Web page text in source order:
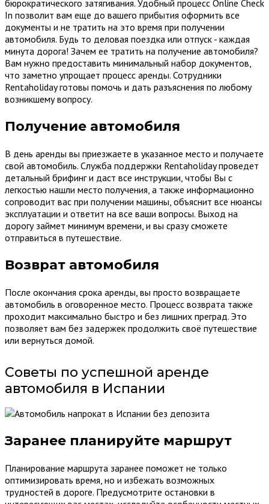
бюрократического затягивания. Удобный процесс Online Check
In позволит вам еще до вашего прибытия оформить все
документы и не тратить на это время при получении
автомобиля. Будь то деловая поездка или отпуск - каждая
минута дорога! Зачем ее тратить на получение автомобиля?
Вам нужно предоставить минимальный набор документов,
что заметно упрощает процесс аренды. Сотрудники
Rentaholiday готовы помочь и дать разъяснения по любому
возникшему вопросу.
Получение автомобиля
В день аренды вы приезжаете в указанное место и получаете
свой автомобиль. Служба поддержки Rentaholiday проведет
детальный брифинг и даст все инструкции, чтобы Вы с
легкостью нашли место получения, а также информационно
сопроводит вас при получении машины, объяснит все нюансы
эксплуатации и ответит на все ваши вопросы. Выход на
дорогу займет минимум времени, и вы сразу сможете
отправиться в путешествие.
Возврат автомобиля
После окончания срока аренды, вы просто возвращаете
автомобиль в оговоренное место. Процесс возврата также
проходит максимально быстро и без лишних преград. Это
позволяет вам без задержек продолжить своё путешествие
или вернуться домой.
Советы по успешной аренде
автомобиля в Испании
Заранее планируйте маршрут
Планирование маршрута заранее поможет не только
оптимизировать время, но и избежать возможных
трудностей в дороге. Предусмотрите остановки в